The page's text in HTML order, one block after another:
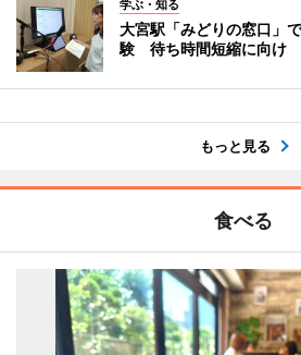
学ぶ・知る
大宮駅「みどりの窓口」
験 待ち時間短縮に向け
もっと見る
食べる